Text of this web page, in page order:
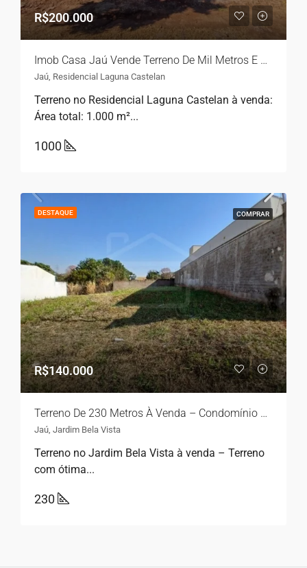
R$200.000
Imob Casa Jaú Vende Terreno De Mil Metros E Excelente Localização Em Bairro Industrial
Jaú, Residencial Laguna Castelan
Terreno no Residencial Laguna Castelan à venda:
Área total: 1.000 m²...
1000
DESTAQUE COMPRAR
R$140.000
Terreno De 230 Metros À Venda – Condomínio Flamboyant Jaú
Jaú, Jardim Bela Vista
Terreno no Jardim Bela Vista à venda – Terreno
com ótima...
230